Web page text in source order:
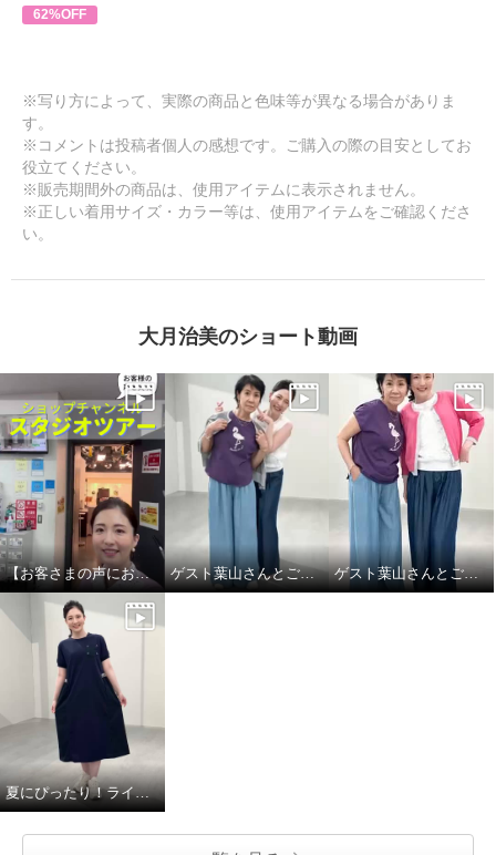
62%OFF
※写り方によって、実際の商品と色味等が異なる場合がありま
す。
※コメントは投稿者個人の感想です。ご購入の際の目安としてお
役立てください。
※販売期間外の商品は、使用アイテムに表示されません。
※正しい着用サイズ・カラー等は、使用アイテムをご確認くださ
い。
大月治美のショート動画
【お客さまの声にお応え】ショップチャンネル スタジオツアーby大月キャスト ゲスト葉山さんとご一緒しました! Part.2 ゲスト葉山さんとご一緒しました！
夏にぴったり！ラインアクセントワンピース！